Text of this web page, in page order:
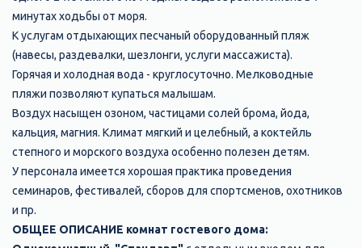
минутах ходьбы от моря.
К услугам отдыхающих песчаный оборудованный пляж
(навесы, раздевалки, шезлонги, услуги массажиста).
Горячая и холодная вода - круглосуточно. Мелководные
пляжи позволяют купаться малышам.
Воздух насыщен озоном, частицами солей брома, йода,
кальция, магния. Климат мягкий и целебный, а коктейль
степного и морского воздуха особенно полезен детям.
У персонала имеется хорошая практика проведения
семинаров, фестивалей, сборов для спортсменов, охотников
и пр.
ОБЩЕЕ ОПИСАНИЕ комнат гостевого дома: